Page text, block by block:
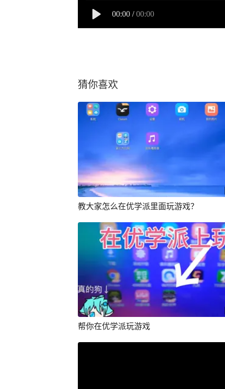
00:00 / 00:00
猜你喜欢
教大家怎么在优学派里面玩游戏？
帮你在优学派玩游戏